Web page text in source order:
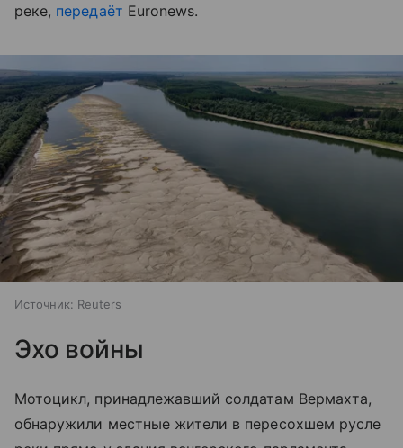
реке, передаёт Euronews.
Источник: Reuters
Эхо войны
Мотоцикл, принадлежавший солдатам Вермахта,
обнаружили местные жители в пересохшем русле